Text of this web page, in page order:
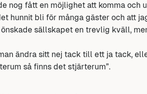
nog fått en möjlighet att komma och
hunnit bli för många gäster och att
sällskapet en trevlig kväll,
ändra sitt nej tack till ett ja tack,
så finns det stjärterum”.